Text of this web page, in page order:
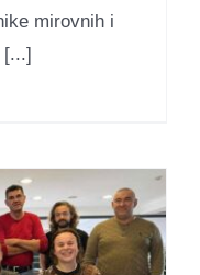
mirovnih i
[...]